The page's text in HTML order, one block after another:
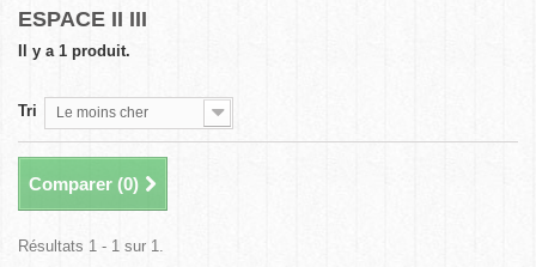
ESPACE II III
Il y a 1 produit.
Tri Le moins cher
Comparer (0)
Résultats 1 - 1 sur 1.